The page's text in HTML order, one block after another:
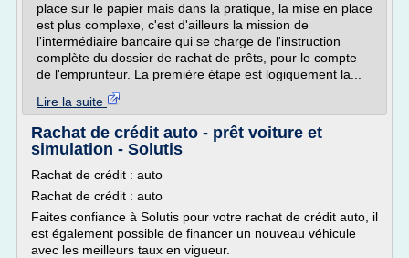
place sur le papier mais dans la pratique, la mise en place
est plus complexe, c'est d'ailleurs la mission de
l'intermédiaire bancaire qui se charge de l'instruction
complète du dossier de rachat de prêts, pour le compte
de l'emprunteur. La première étape est logiquement la...
Lire la suite
Rachat de crédit auto - prêt voiture et
simulation - Solutis
Rachat de crédit : auto
Rachat de crédit : auto
Faites confiance à Solutis pour votre rachat de crédit auto, il
est également possible de financer un nouveau véhicule
avec les meilleurs taux en vigueur.